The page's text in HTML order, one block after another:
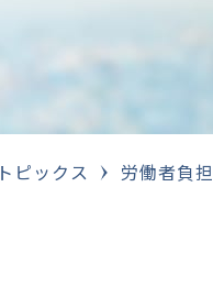
トピックス 労働者負担